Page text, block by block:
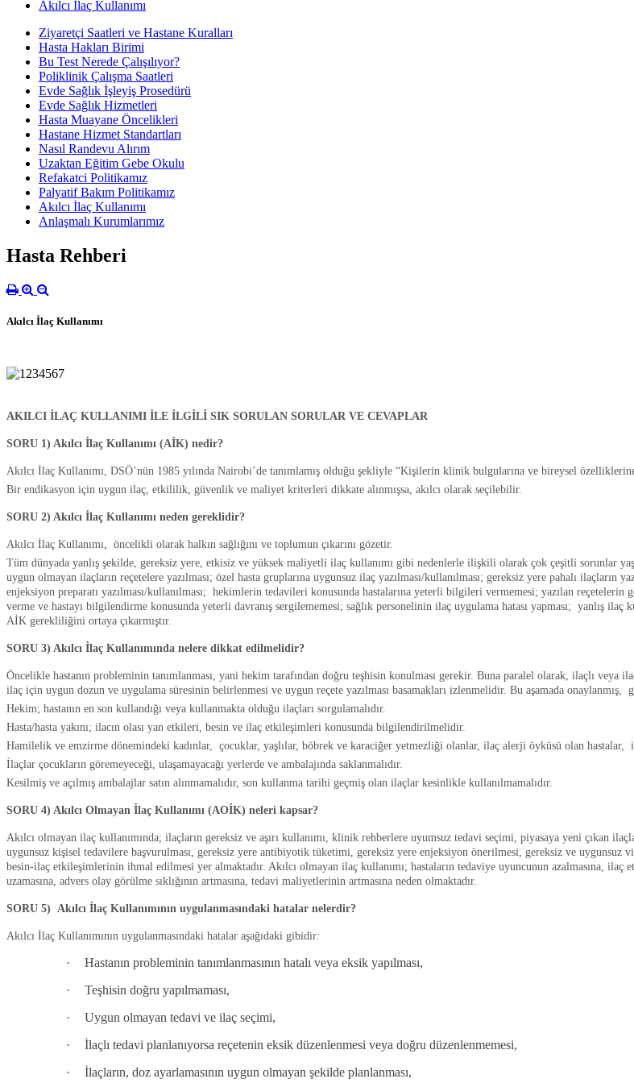
Akılcı İlaç Kullanımı
Ziyaretçi Saatleri ve Hastane Kuralları
Hasta Hakları Birimi
Bu Test Nerede Çalışılıyor?
Poliklinik Çalışma Saatleri
Evde Sağlık İşleyiş Prosedürü
Evde Sağlık Hizmetleri
Hasta Muayane Öncelikleri
Hastane Hizmet Standartları
Nasıl Randevu Alırım
Uzaktan Eğitim Gebe Okulu
Refakatci Politikamız
Palyatif Bakım Politikamız
Akılcı İlaç Kullanımı
Anlaşmalı Kurumlarımız
Hasta Rehberi
Akılcı İlaç Kullanımı
AKILCI İLAÇ KULLANIMI İLE İLGİLİ SIK SORULAN SORULAR VE CEVAPLAR
SORU 1) Akılcı İlaç Kullanımı (AİK) nedir?
Akılcı İlaç Kullanımı, DSÖ’nün 1985 yılında Nairobi’de tanımlamış olduğu şekliyle “Kişilerin klinik bulgularına ve bireysel
Bir endikasyon için uygun ilaç, etkililik, güvenlik ve maliyet kriterleri dikkate alınmışsa, akılcı olarak seçilebilir.
SORU 2) Akılcı İlaç Kullanımı neden gereklidir?
Akılcı İlaç Kullanımı, öncelikli olarak halkın sağlığını ve toplumun çıkarını gözetir.
Tüm dünyada yanlış şekilde, gereksiz yere, etkisiz ve yüksek maliyetli ilaç kullanımı gibi nedenlerle ilişkili olarak çok çeşitli sorunlar
uygun olmayan ilaçların reçetelere yazılması; özel hasta gruplarına uygunsuz ilaç yazılması/kullanılması; gereksiz yere pahalı ilaçların
enjeksiyon preparatı yazılması/kullanılması; hekimlerin tedavileri konusunda hastalarına yeterli bilgileri vermemesi; yazılan
verme ve hastayı bilgilendirme konusunda yeterli davranış sergilememesi; sağlık personelinin ilaç uygulama hatası yapması; yanlış ilaç
AİK gerekliliğini ortaya çıkarmıştır.
SORU 3) Akılcı İlaç Kullanımında nelere dikkat edilmelidir?
Öncelikle hastanın probleminin tanımlanması, yani hekim tarafından doğru teşhisin konulması gerekir. Buna paralel olarak, ilaçlı veya
ilaç için uygun dozun ve uygulama süresinin belirlenmesi ve uygun reçete yazılması basamakları izlenmelidir. Bu aşamada onaylanmış,
Hekim; hastanın en son kullandığı veya kullanmakta olduğu ilaçları sorgulamalıdır.
Hasta/hasta yakını; ilacın olası yan etkileri, besin ve ilaç etkileşimleri konusunda bilgilendirilmelidir.
Hamilelik ve emzirme dönemindeki kadınlar, çocuklar, yaşlılar, böbrek ve karaciğer yetmezliği olanlar, ilaç alerji öyküsü olan hastalar,
İlaçlar çocukların göremeyeceği, ulaşamayacağı yerlerde ve ambalajında saklanmalıdır.
Kesilmiş ve açılmış ambalajlar satın alınmamalıdır, son kullanma tarihi geçmiş olan ilaçlar kesinlikle kullanılmamalıdır.
SORU 4) Akılcı Olmayan İlaç Kullanımı (AOİK) neleri kapsar?
Akılcı olmayan ilaç kullanımında; ilaçların gereksiz ve aşırı kullanımı, klinik rehberlere uyumsuz tedavi seçimi, piyasaya yeni çıkan
uygunsuz kişisel tedavilere başvurulması, gereksiz yere antibiyotik tüketimi, gereksiz yere enjeksiyon önerilmesi, gereksiz ve
besin-ilaç etkileşimlerinin ihmal edilmesi yer almaktadır. Akılcı olmayan ilaç kullanımı; hastaların tedaviye uyuncunun azalmasına, ilaç
uzamasına, advers olay görülme sıklığının artmasına, tedavi maliyetlerinin artmasına neden olmaktadır.
SORU 5) Akılcı İlaç Kullanımının uygulanmasındaki hatalar nelerdir?
Akılcı İlaç Kullanımının uygulanmasındaki hatalar aşağıdaki gibidir:
·
Hastanın probleminin tanımlanmasının hatalı veya eksik yapılması,
·
Teşhisin doğru yapılmaması,
·
Uygun olmayan tedavi ve ilaç seçimi,
·
İlaçlı tedavi planlanıyorsa reçetenin eksik düzenlenmesi veya doğru düzenlenmemesi,
·
İlaçların, doz ayarlamasının uygun olmayan şekilde planlanması,